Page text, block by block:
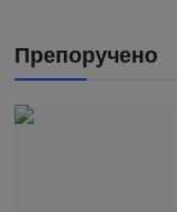
Препоручено